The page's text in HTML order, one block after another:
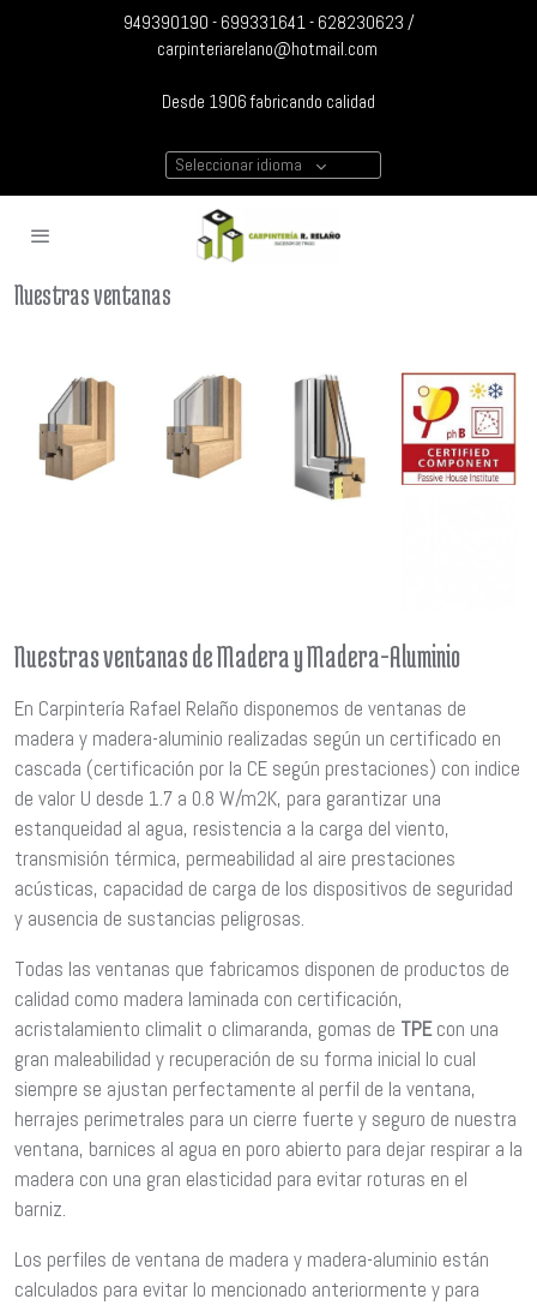
949390190 - 699331641 - 628230623 /
carpinteriarelano@hotmail.com
Desde 1906 fabricando calidad
Seleccionar idioma
Nuestras ventanas
Nuestras ventanas de Madera y Madera-Aluminio
En Carpintería Rafael Relaño disponemos de ventanas de
madera y madera-aluminio realizadas según un certificado en
cascada (certificación por la CE según prestaciones) con indice
de valor U desde 1.7 a 0.8 W/m2K, para garantizar una
estanqueidad al agua, resistencia a la carga del viento,
transmisión térmica, permeabilidad al aire prestaciones
acústicas, capacidad de carga de los dispositivos de seguridad
y ausencia de sustancias peligrosas.
Todas las ventanas que fabricamos disponen de productos de
calidad como madera laminada con certificación,
acristalamiento climalit o climaranda, gomas de TPEcon una
gran maleabilidad y recuperación de su forma inicial lo cual
siempre se ajustan perfectamente al perfil de la ventana,
herrajes perimetrales para un cierre fuerte y seguro de nuestra
ventana, barnices al agua en poro abierto para dejar respirar a la
madera con una gran elasticidad para evitar roturas en el
barniz.
Los perfiles de ventana de madera y madera-aluminio están
calculados para evitar lo mencionado anteriormente y para